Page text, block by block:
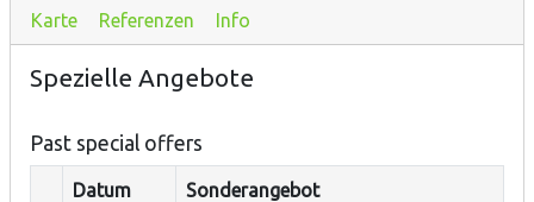
Karte Referenzen Info
Spezielle Angebote
Past special offers
Datum Sonderangebot